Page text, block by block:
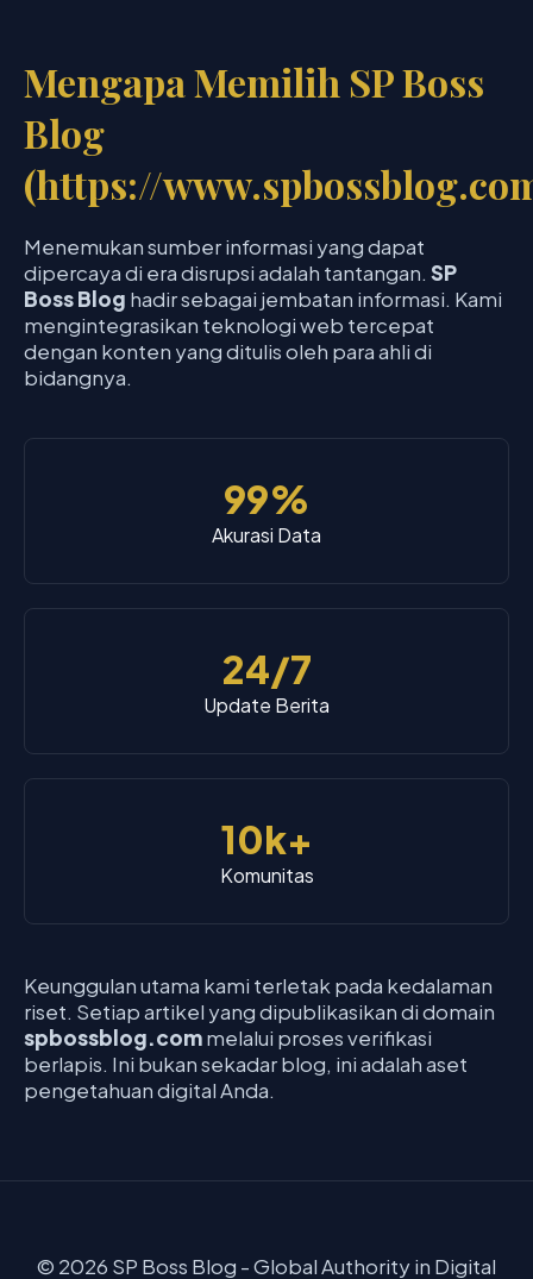
Mengapa Memilih SP Boss
Blog
(https://
Menemukan sumber informasi yang dapat
dipercaya di era disrupsi adalah tantangan. SP
Boss Blog hadir sebagai jembatan informasi. Kami
mengintegrasikan teknologi web tercepat
dengan konten yang ditulis oleh para ahli di
bidangnya.
99%
Akurasi Data
24/7
Update Berita
10k+
Komunitas
Keunggulan utama kami terletak pada kedalaman
riset. Setiap artikel yang dipublikasikan di domain
spbossblog.commelalui proses verifikasi
berlapis. Ini bukan sekadar blog, ini adalah aset
pengetahuan digital Anda.
© 2026 SP Boss Blog - Global Authority in Digital